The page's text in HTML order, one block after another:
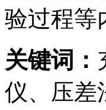
验过程等
关键词：
仪、压差